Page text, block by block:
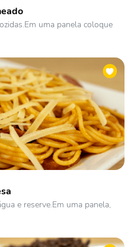
uma panela coloque
e reserve.Em uma panela,